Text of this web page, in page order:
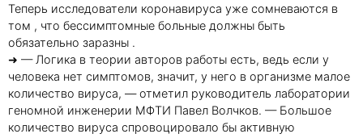
Теперь исследователи коронавируса уже сомневаются в
том , что бессимптомные больные должны быть
обязательно заразны .
➜ — Логика в теории авторов работы есть, ведь если у
человека нет симптомов, значит, у него в организме малое
количество вируса, — отметил руководитель лаборатории
геномной инженерии МФТИ Павел Волчков. — Большое
количество вируса спровоцировало бы активную